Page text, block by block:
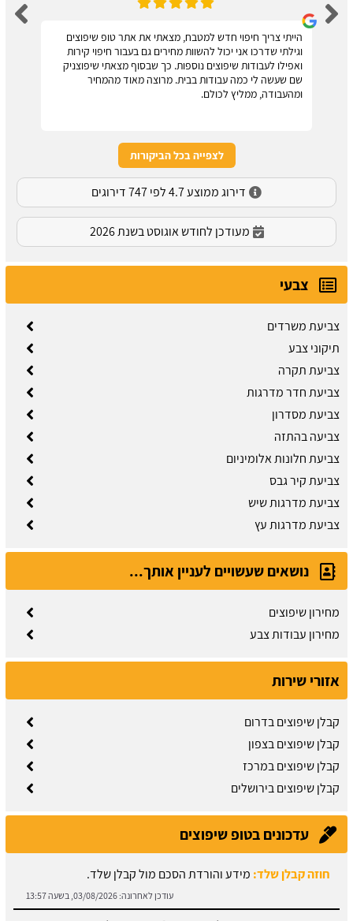
הייתי צריך חיפוי חדש למטבח, מצאתי את אתר טופ שיפוצים
וגילתי שדרכו אני יכול להשוות מחירים גם בעבור חיפוי קירות
ואפילו לעבודות שיפוצים נוספות. כך שבסוף מצאתי שיפוצניק
שם שעשה לי כמה עבודות בבית. מרוצה מאוד מהמחיר
ומהעבודה, ממליץ לכולם.
לצפייה בכל הביקורות
דירוג ממוצע 4.7 לפי 747 דירוגים
מעודכן לחודש אוגוסט בשנת 2026
צבעי
צביעת משרדים
תיקוני צבע
צביעת תקרה
צביעת חדר מדרגות
צביעת מסדרון
צביעה בהתזה
צביעת חלונות אלומיניום
צביעת קיר גבס
צביעת מדרגות שיש
צביעת מדרגות עץ
נושאים שעשויים לעניין אותך...
מחירון שיפוצים
מחירון עבודות צבע
אזורי שירות
קבלן שיפוצים בדרום
קבלן שיפוצים בצפון
קבלן שיפוצים במרכז
קבלן שיפוצים בירושלים
עדכונים בטופ שיפוצים
תיקון קיר גבס: זקוקים לתיקוני גבס? הזמינו בעל מקצוע עוד היום.
עודכן לאחרונה:03/08/2026, בשעה 13:51